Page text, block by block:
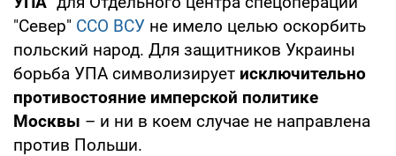
"Север" ССО ВСУ не имело целью оскорбить
польский народ. Для защитников Украины
борьба УПА символизирует исключительно
противостояние имперской политике
Москвы – и ни в коем случае не направлена
против Польши.